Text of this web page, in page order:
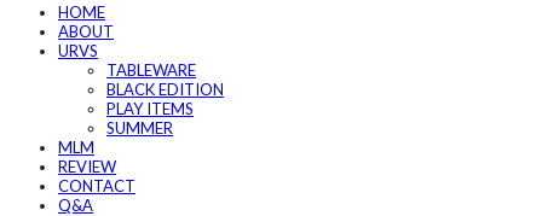
HOME
ABOUT
URVS
TABLEWARE
BLACK EDITION
PLAY ITEMS
SUMMER
MLM
REVIEW
CONTACT
Q&A